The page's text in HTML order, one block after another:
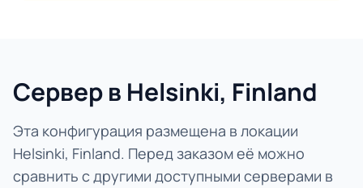
Сервер в Helsinki, Finland
Эта конфигурация размещена в локации
Helsinki, Finland. Перед заказом её можно
сравнить с другими доступными серверами в